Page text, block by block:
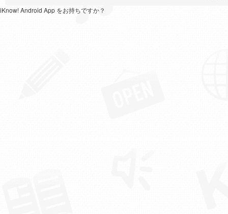
iKnow! Android App をお持ちですか？